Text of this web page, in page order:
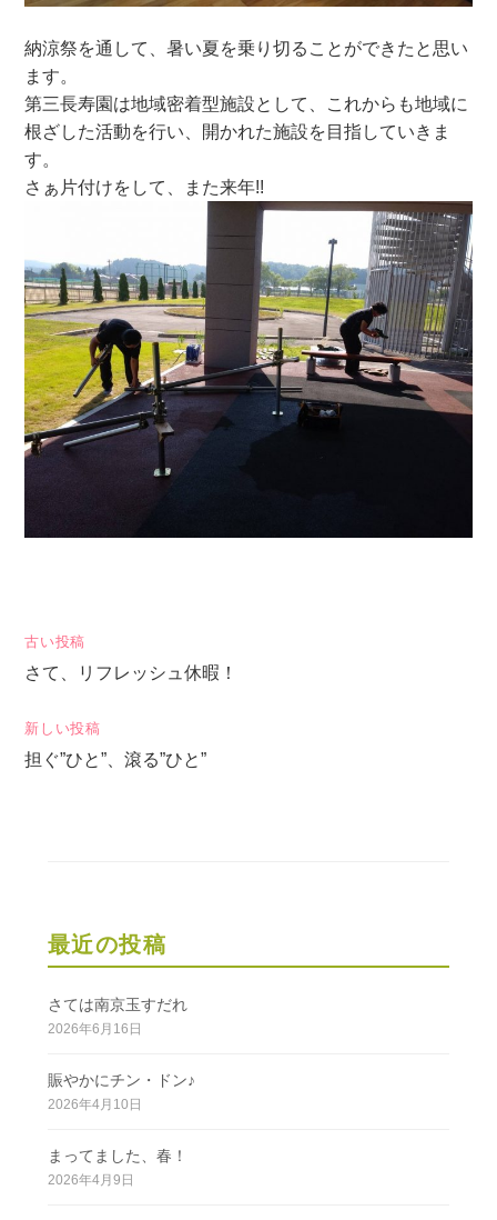
納涼祭を通して、暑い夏を乗り切ることができたと思い
ます。
第三長寿園は地域密着型施設として、これからも地域に
根ざした活動を行い、開かれた施設を目指していきま
す。
さぁ片付けをして、また来年!!
投
稿
ナ
ビ
古い投稿
さて、リフレッシュ休暇！
新しい投稿
担ぐ”ひと”、滾る”ひと”
最近の投稿
さては南京玉すだれ
2026年6月16日
賑やかにチン・ドン♪
2026年4月10日
まってました、春！
2026年4月9日